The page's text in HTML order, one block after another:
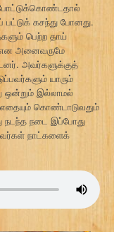
போட்டுக்கொண்டதால்
பட்டுக் கசந்து போனது.
பெற்ற தாய்
என அனைவருமே
அவர்களுக்குத்
யாரும்
ஒன்றும் இல்லாமல்
கொண்டாடுவதும்
நடந்த நடை இப்போது
நாட்களைக்